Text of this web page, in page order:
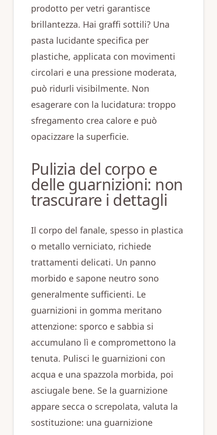
prodotto per vetri garantisce
brillantezza. Hai graffi sottili? Una
pasta lucidante specifica per
plastiche, applicata con movimenti
circolari e una pressione moderata,
può ridurli visibilmente. Non
esagerare con la lucidatura: troppo
sfregamento crea calore e può
opacizzare la superficie.
Pulizia del corpo e
delle guarnizioni: non
trascurare i dettagli
Il corpo del fanale, spesso in plastica
o metallo verniciato, richiede
trattamenti delicati. Un panno
morbido e sapone neutro sono
generalmente sufficienti. Le
guarnizioni in gomma meritano
attenzione: sporco e sabbia si
accumulano lì e compromettono la
tenuta. Pulisci le guarnizioni con
acqua e una spazzola morbida, poi
asciugale bene. Se la guarnizione
appare secca o screpolata, valuta la
sostituzione: una guarnizione